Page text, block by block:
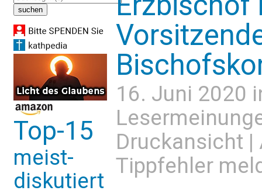
Top-15
meist-
diskutiert
16. Juni 2020
Druckansicht |
Tippfehler